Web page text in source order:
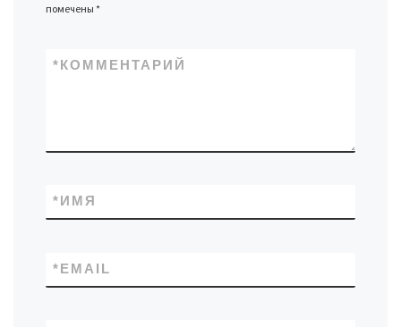
помечены*
КОММЕНТАРИЙ
*
ИМЯ
*
EMAIL
*